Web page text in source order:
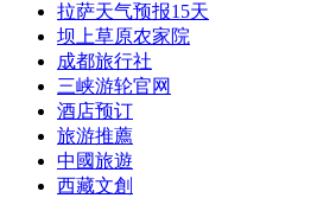
拉萨天气预报15天
坝上草原农家院
成都旅行社
三峡游轮官网
酒店预订
旅游推薦
中國旅遊
西藏文創